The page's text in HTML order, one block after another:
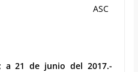
ASC
a 21 de junio del 2017.-